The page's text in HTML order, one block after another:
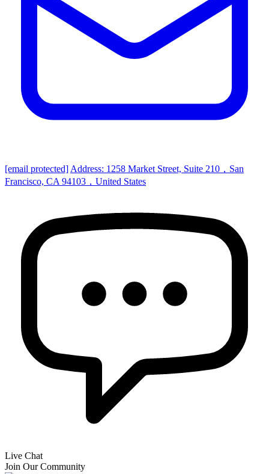
[email protected] Address: 1258 Market Street, Suite 210，San
Francisco, CA 94103，United States
Live Chat
Join Our Community